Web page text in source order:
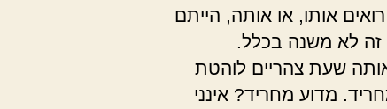
אותו, או אותה, הייתם
זה לא משנה בכלל.
שעת צהריים לוהטת
מדוע מחריד? אינני